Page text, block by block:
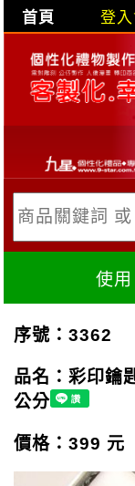
首頁 登
目
X
使